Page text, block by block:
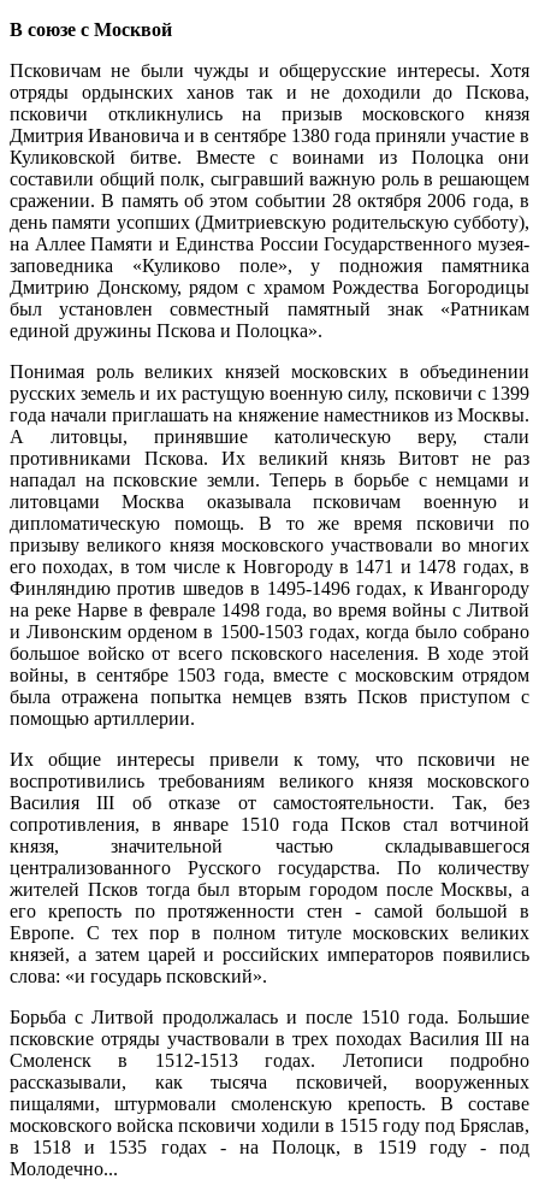
В союзе с Москвой
Псковичам не были чужды и общерусские интересы. Хотя
отряды ордынских ханов так и не доходили до Пскова,
псковичи откликнулись на призыв московского князя
Дмитрия Ивановича и в сентябре 1380 года приняли участие в
Куликовской битве. Вместе с воинами из Полоцка они
составили общий полк, сыгравший важную роль в решающем
сражении. В память об этом событии 28 октября 2006 года, в
день памяти усопших (Дмитриевскую родительскую субботу),
на Аллее Памяти и Единства России Государственного музея-
заповедника «Куликово поле», у подножия памятника
Дмитрию Донскому, рядом с храмом Рождества Богородицы
был установлен совместный памятный знак «Ратникам
единой дружины Пскова и Полоцка».
Понимая роль великих князей московских в объединении
русских земель и их растущую военную силу, псковичи с 1399
года начали приглашать на княжение наместников из Москвы.
А литовцы, принявшие католическую веру, стали
противниками Пскова. Их великий князь Витовт не раз
нападал на псковские земли. Теперь в борьбе с немцами и
литовцами Москва оказывала псковичам военную и
дипломатическую помощь. В то же время псковичи по
призыву великого князя московского участвовали во многих
его походах, в том числе к Новгороду в 1471 и 1478 годах, в
Финляндию против шведов в 1495-1496 годах, к Ивангороду
на реке Нарве в феврале 1498 года, во время войны с Литвой
и Ливонским орденом в 1500-1503 годах, когда было собрано
большое войско от всего псковского населения. В ходе этой
войны, в сентябре 1503 года, вместе с московским отрядом
была отражена попытка немцев взять Псков приступом с
помощью артиллерии.
Их общие интересы привели к тому, что псковичи не
воспротивились требованиям великого князя московского
Василия III об отказе от самостоятельности. Так, без
сопротивления, в январе 1510 года Псков стал вотчиной
князя, значительной частью складывавшегося
централизованного Русского государства. По количеству
жителей Псков тогда был вторым городом после Москвы, а
его крепость по протяженности стен - самой большой в
Европе. С тех пор в полном титуле московских великих
князей, а затем царей и российских императоров появились
слова: «и государь псковский».
Борьба с Литвой продолжалась и после 1510 года. Большие
псковские отряды участвовали в трех походах Василия III на
Смоленск в 1512-1513 годах. Летописи подробно
рассказывали, как тысяча псковичей, вооруженных
пищалями, штурмовали смоленскую крепость. В составе
московского войска псковичи ходили в 1515 году под Бряслав,
в 1518 и 1535 годах - на Полоцк, в 1519 году - под
Молодечно...